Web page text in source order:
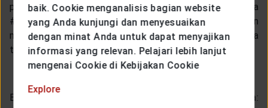
proteksi yang unik untukmu, kamu bisa
#JadiLebihTangguh dalam menghadapi kondisi
dan
menjaga kestabilan finansial saat musibah tidak terduga
terjadi.
Baca juga:
baik. Cookie menganalisis bagian website
yang Anda kunjungi dan menyesuaikan
dengan minat Anda untuk dapat menyajikan
informasi yang relevan. Pelajari lebih lanjut
mengenai Cookie di Kebijakan Cookie
Explore